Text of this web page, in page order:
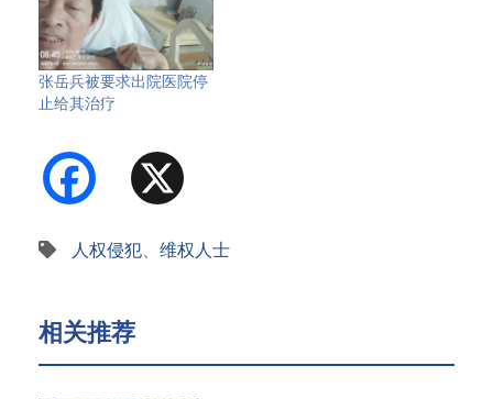
张岳兵被要求出院医院停
止给其治疗
Facebook
人权侵犯、 维权人士
相关推荐